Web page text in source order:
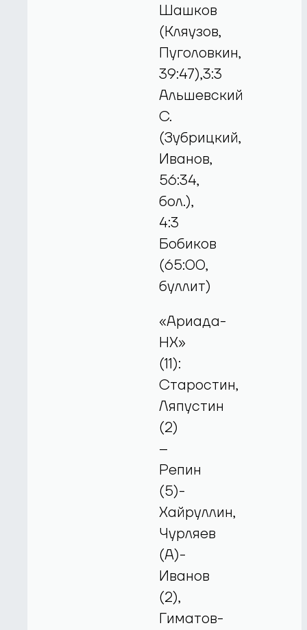
Шашков
(Кляузов,
Пуголовкин,
39:47),3:3
Альшевский
С.
(Зубрицкий,
Иванов,
56:34,
бол.),
4:3
Бобиков
(65:00,
буллит)
«Ариада-
НХ»
(11):
Старостин,
Ляпустин
(2)
–
Репин
(5)-
Хайруллин,
Чурляев
(А)-
Иванов
(2),
Гиматов-